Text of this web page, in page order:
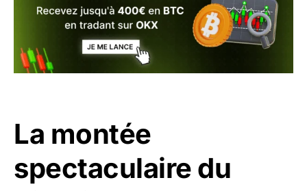
La montée
spectaculaire du